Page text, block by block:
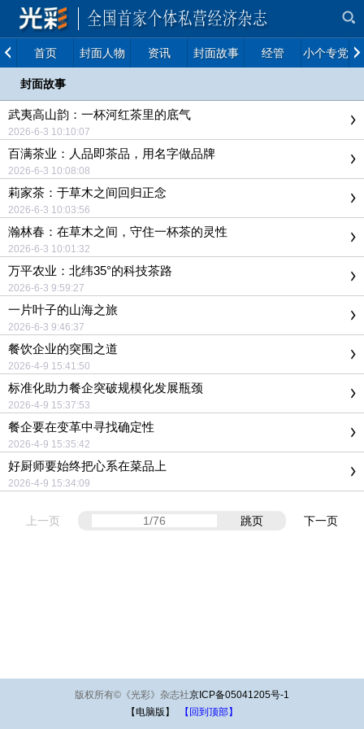
首页 封面人物 资讯 封面故事 经管 小个专党建
封面故事
武夷高山韵：一杯河红茶里的底气
2026-6-3 10:10:07
百满茶业：人品即茶品，用名字做品牌
2026-6-3 10:08:08
莉家茶：于草木之间回归正念
2026-6-3 10:03:56
瀚林春：在草木之间，守住一杯茶的灵性
2026-6-3 10:01:32
万平农业：北纬35°的科技茶路
2026-6-3 9:59:27
一片叶子的山海之旅
2026-6-3 9:46:37
餐饮企业的突围之道
2026-4-9 15:41:50
标准化助力餐企突破规模化发展瓶颈
2026-4-9 15:37:53
餐企要在变革中寻找确定性
2026-4-9 15:35:42
好厨师要始终把心系在菜品上
2026-4-9 15:34:09
上一页 跳页 下一页
版权所有© 《光彩》杂志社京ICP备05041205号-1
【电脑版】
【回到顶部】